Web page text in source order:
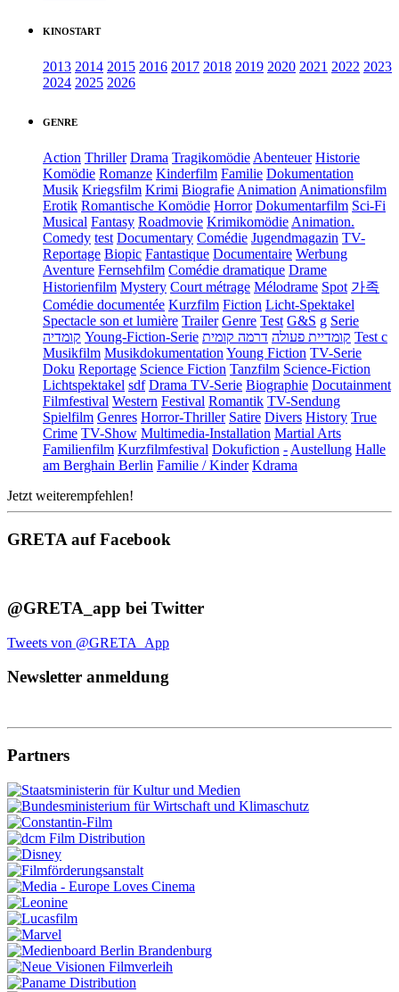
KINOSTART
2013 2014 2015 2016 2017 2018 2019 2020 2021 2022 2023
2024 2025 2026
GENRE
Action Thriller Drama Tragikomödie Abenteuer Historie
Komödie Romanze Kinderfilm Familie Dokumentation
Musik Kriegsfilm Krimi Biografie Animation Animationsfilm
Erotik Romantische Komödie Horror Dokumentarfilm Sci-Fi
Musical Fantasy Roadmovie Krimikomödie Animation.
Comedy test Documentary Comédie Jugendmagazin TV-
Reportage Biopic Fantastique Documentaire Werbung
Aventure Fernsehfilm Comédie dramatique Drame
Historienfilm Mystery Court métrage Mélodrame Spot 가족
Comédie documentée Kurzfilm Fiction Licht-Spektakel
Spectacle son et lumière Trailer Genre Test G&S g Serie
קומדיה Young-Fiction-Serie קומדיית פעולה דרמה קומית
Test c
Musikfilm Musikdokumentation Young Fiction TV-Serie
Doku Reportage Science Fiction Tanzfilm Science-Fiction
Lichtspektakel sdf Drama TV-Serie Biographie Docutainment
Filmfestival Western Festival Romantik TV-Sendung
Spielfilm Genres Horror-Thriller Satire Divers History True
Crime TV-Show Multimedia-Installation Martial Arts
Familienfilm Kurzfilmfestival Dokufiction - Austellung Halle
am Berghain Berlin Familie / Kinder Kdrama
Jetzt weiterempfehlen!
GRETA auf Facebook
@GRETA_app bei Twitter
Tweets von @GRETA_App
Newsletter anmeldung
Partners